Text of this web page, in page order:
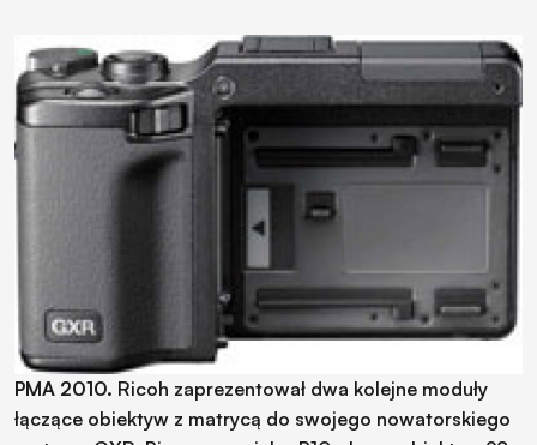
PMA 2010. Ricoh zaprezentował dwa kolejne moduły
łączące obiektyw z matrycą do swojego nowatorskiego